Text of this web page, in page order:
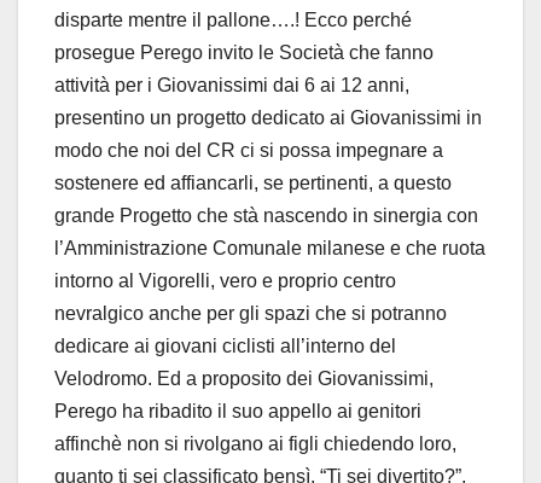
disparte mentre il pallone….! Ecco perché
prosegue Perego invito le Società che fanno
attività per i Giovanissimi dai 6 ai 12 anni,
presentino un progetto dedicato ai Giovanissimi in
modo che noi del CR ci si possa impegnare a
sostenere ed affiancarli, se pertinenti, a questo
grande Progetto che stà nascendo in sinergia con
l’Amministrazione Comunale milanese e che ruota
intorno al Vigorelli, vero e proprio centro
nevralgico anche per gli spazi che si potranno
dedicare ai giovani ciclisti all’interno del
Velodromo. Ed a proposito dei Giovanissimi,
Perego ha ribadito il suo appello ai genitori
affinchè non si rivolgano ai figli chiedendo loro,
quanto ti sei classificato bensì, “Ti sei divertito?”,